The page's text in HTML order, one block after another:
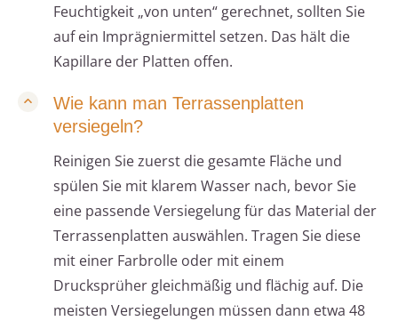
Feuchtigkeit „von unten“ gerechnet, sollten Sie
auf ein Imprägniermittel setzen. Das hält die
Kapillare der Platten offen.
Wie kann man Terrassenplatten
versiegeln?
Reinigen Sie zuerst die gesamte Fläche und
spülen Sie mit klarem Wasser nach, bevor Sie
eine passende Versiegelung für das Material der
Terrassenplatten auswählen. Tragen Sie diese
mit einer Farbrolle oder mit einem
Drucksprüher gleichmäßig und flächig auf. Die
meisten Versiegelungen müssen dann etwa 48